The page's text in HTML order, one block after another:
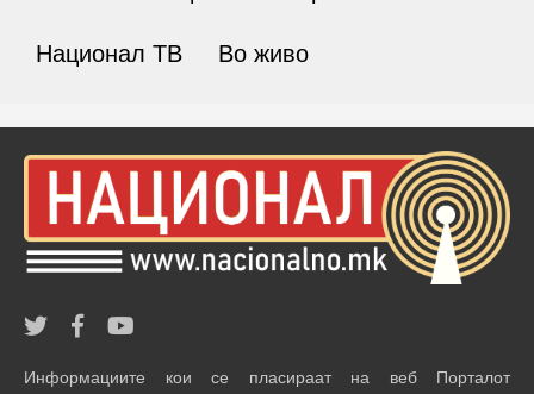
Национал ТВ Во живо
Информациите кои се пласираат на веб Порталот